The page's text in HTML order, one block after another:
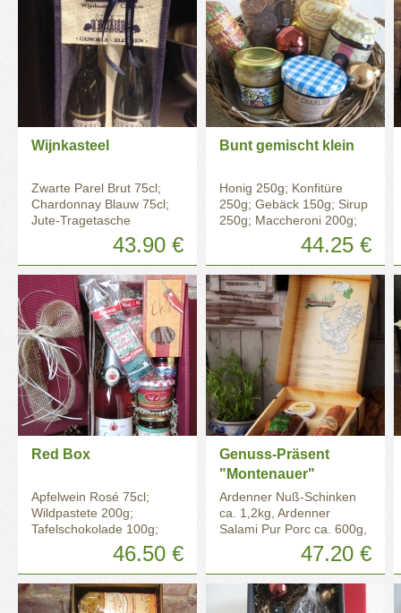
Wijnkasteel
Zwarte Parel Brut 75cl;
Chardonnay Blauw 75cl;
Jute-Tragetasche
43.90 €
Bunt gemischt klein
Honig 250g; Konfitüre
250g; Gebäck 150g; Sirup
250g; Maccheroni 200g;
Ardenner Salami 150g
44.25 €
Red Box
Apfelwein Rosé 75cl;
Wildpastete 200g;
Tafelschokolade 100g;
Himbeerkonfitüre 250g; 2
Ardenner Salami 150g;
Fischeier rot 50g
46.50 €
Genuss-Präsent
"Montenauer"
Ardenner Nuß-Schinken
ca. 1,2kg, Ardenner
Salami Pur Porc ca. 600g,
Ardenner Leberpastete
47.20 €